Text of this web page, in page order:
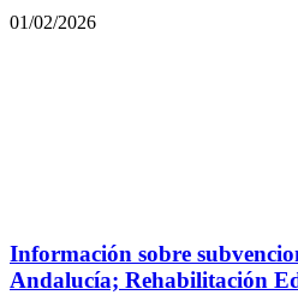
01/02/2026
Información sobre
Andalucía; Rehabilitación